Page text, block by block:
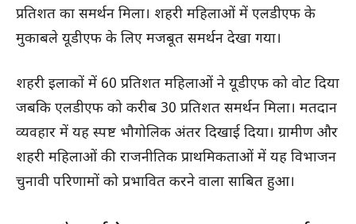
प्रतिशत का समर्थन मिला। शहरी महिलाओं में एलडीएफ के
मुकाबले यूडीएफ के लिए मजबूत समर्थन देखा गया।
शहरी इलाकों में 60 प्रतिशत महिलाओं ने यूडीएफ को वोट दिया
जबकि एलडीएफ को करीब 30 प्रतिशत समर्थन मिला। मतदान
व्यवहार में यह स्पष्ट भौगोलिक अंतर दिखाई दिया। ग्रामीण और
शहरी महिलाओं की राजनीतिक प्राथमिकताओं में यह विभाजन
चुनावी परिणामों को प्रभावित करने वाला साबित हुआ।